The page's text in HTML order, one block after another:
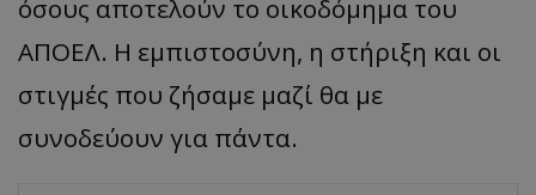
όσους αποτελούν το οικοδόμημα του
ΑΠΟΕΛ. Η εμπιστοσύνη, η στήριξη και οι
στιγμές που ζήσαμε μαζί θα με
συνοδεύουν για πάντα.